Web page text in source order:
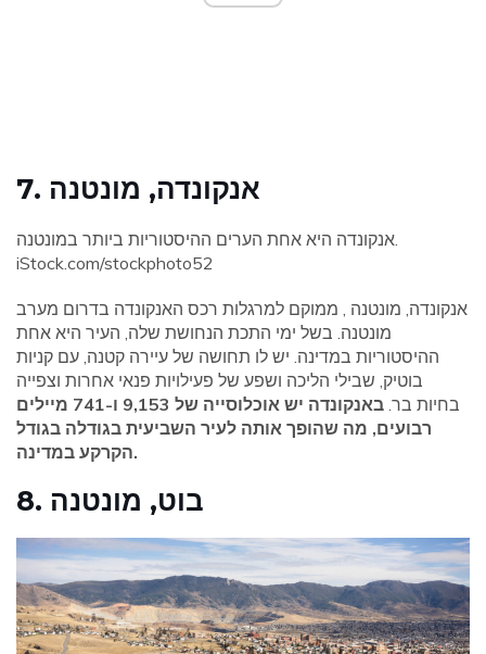
7. אנקונדה, מונטנה
iStock.com/stockphoto52
אנקונדה, מונטנה , ממוקם למרגלות רכס האנקונדה בדרום מערב
מונטנה. בשל ימי התכת הנחושת שלה, העיר היא אחת
ההיסטוריות במדינה. יש לו תחושה של עיירה קטנה, עם קניות
בוטיק, שבילי הליכה ושפע של פעילויות פנאי אחרות וצפייה
בחיות בר.
באנקונדה יש ​​אוכלוסייה של 9,153 ו-741 מיילים
רבועים, מה שהופך אותה לעיר השביעית בגודלה בגודל
הקרקע במדינה.
8. בוט, מונטנה